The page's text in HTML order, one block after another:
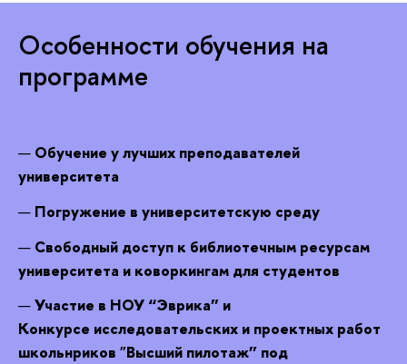
Особенности обучения на
программе
Обучение у лучших преподавателей
университета
Погружение в университетскую среду
Свободный доступ к библиотечным ресурсам
университета и коворкингам для студентов
Участие в НОУ “Эврика” и
Конкурсе исследовательских и проектных работ
школьнриков "Высший пилотаж” под